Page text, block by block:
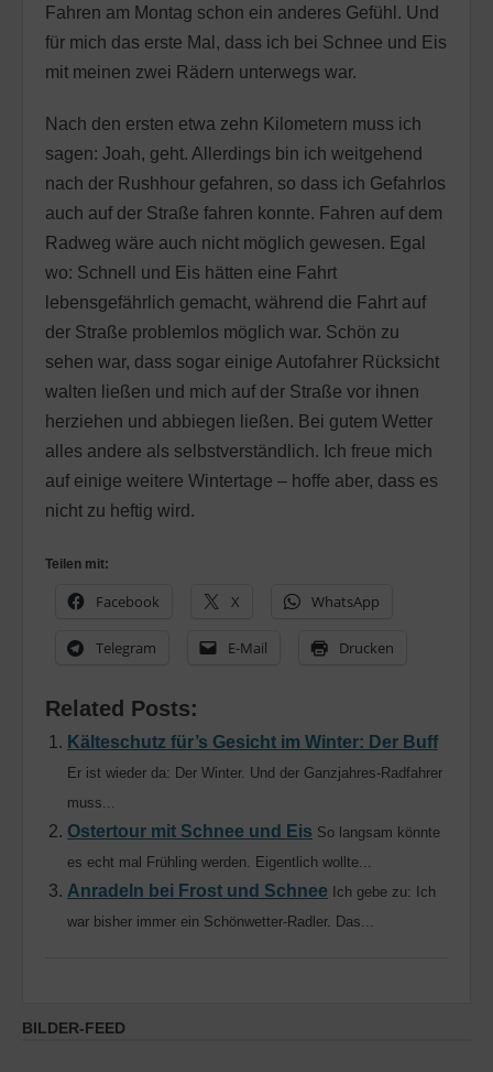
Fahren am Montag schon ein anderes Gefühl. Und
für mich das erste Mal, dass ich bei Schnee und Eis
mit meinen zwei Rädern unterwegs war.
Nach den ersten etwa zehn Kilometern muss ich
sagen: Joah, geht. Allerdings bin ich weitgehend
nach der Rushhour gefahren, so dass ich Gefahrlos
auch auf der Straße fahren konnte. Fahren auf dem
Radweg wäre auch nicht möglich gewesen. Egal
wo: Schnell und Eis hätten eine Fahrt
lebensgefährlich gemacht, während die Fahrt auf
der Straße problemlos möglich war. Schön zu
sehen war, dass sogar einige Autofahrer Rücksicht
walten ließen und mich auf der Straße vor ihnen
herziehen und abbiegen ließen. Bei gutem Wetter
alles andere als selbstverständlich. Ich freue mich
auf einige weitere Wintertage – hoffe aber, dass es
nicht zu heftig wird.
Teilen mit:
Facebook X WhatsApp
Telegram E-Mail Drucken
Related Posts:
Kälteschutz für’s Gesicht im Winter: Der Buff
Er ist wieder da: Der Winter. Und der Ganzjahres-Radfahrer
muss...
Ostertour mit Schnee und Eis So langsam könnte
es echt mal Frühling werden. Eigentlich wollte...
Anradeln bei Frost und Schnee Ich gebe zu: Ich
war bisher immer ein Schönwetter-Radler. Das...
BILDER-FEED